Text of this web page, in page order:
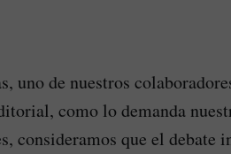
uno de nuestros
como lo demanda
consideramos que el debate